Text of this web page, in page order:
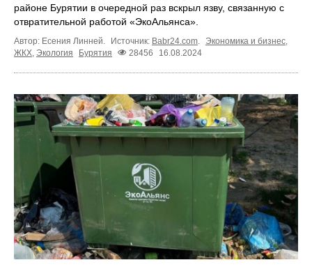
районе Бурятии в очередной раз вскрыл язву, связанную с
отвратительной работой «ЭкоАльянса».
Автор: Есения Линней. Источник: Babr24.com. Экономика и бизнес,
ЖКХ, Экология Бурятия 28456 16.08.2024